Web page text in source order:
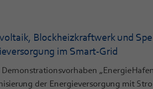
Blockheizkraftwerk und
im Smart-Grid
Demonstrationsvorhaben
der Energieversorgung mit